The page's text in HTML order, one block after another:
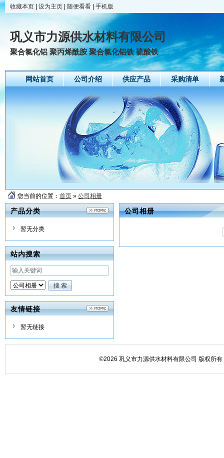
收藏本页 设为主页 随便看看 手机版
巩义市力源供水材料有限公司
聚合氯化铝 聚丙烯酰胺 聚合氯化铝铁 硫酸铁
网站首页 公司介绍 供应产品 采购清单
您当前的位置： 首页 » 公司相册
产品分类
暂无分类
站内搜索
友情链接
暂无链接
公司相册
©2026 巩义市力源供水材料有限公司 版权所